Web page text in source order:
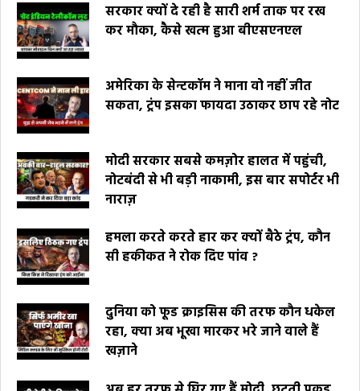
सरकार क्यों दे रही है सारी शर्म ताक पर रख
कर मौका, कैसे खत्म हुआ बीएसएनएल
अमेरिका के सेन्टकॉम ने माना वो नहीं जीत
सकता, ट्रंप इसका फायदा उठाकर छाप रहे नोट
मोदी सरकार सबसे कमज़ोर हालत में पहुंची,
नोटबंदी से भी बड़ी नाकामी, इस बार सपोर्टर भी
नाराज़
हमला करते करते हार कर क्यों बैठे ट्रंप, कौन
सी हकीकत ने रोक दिए पांव ?
दुनिया को फूड क्राइसिस की तरफ कौन धकेल
रहा, क्या अब भूखा मारकर भरे जाने वाले हैं
खज़ाने